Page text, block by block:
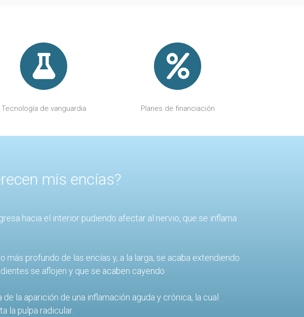
Tecnología de vanguardia Planes de financiación
mis encías?
hacia el interior pudiendo afectar al nervio, que se inflama
profundo de las encías y, a la larga, se acaba extendiendo
se aflojen y que se acaben cayendo
la aparición de una inflamación aguda y crónica, la cual
la pulpa radicular.